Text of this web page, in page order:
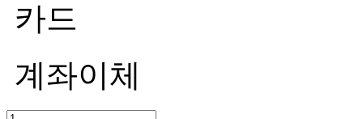
카드
계좌이체